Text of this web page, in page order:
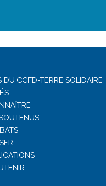
DU CCFD-TERRE SOLIDAIRE